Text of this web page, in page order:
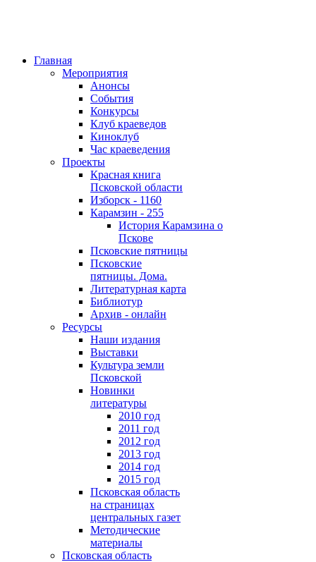
Главная
Мероприятия
Анонсы
События
Конкурсы
Клуб краеведов
Киноклуб
Час краеведения
Проекты
Красная книга
Псковской области
Изборск - 1160
Карамзин - 255
История Карамзина о
Пскове
Псковские пятницы
Псковские
пятницы. Дома.
Литературная карта
Библиотур
Архив - онлайн
Ресурсы
Наши издания
Выставки
Культура земли
Псковской
Новинки
литературы
2010 год
2011 год
2012 год
2013 год
2014 год
2015 год
Псковская область
на страницах
центральных газет
Методические
материалы
Псковская область